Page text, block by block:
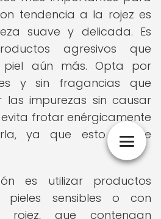
tendencia a la rojez es
suave y delicada. Es
agresivos que
aún más. Opta por
y sin fragancias que
las impurezas sin causar
frotar enérgicamente
ya que esto puede
es utilizar productos
pieles sensibles o con
que contengan